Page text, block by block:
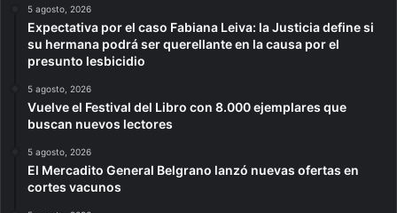
5 agosto, 2026
Expectativa por el caso Fabiana Leiva: la Justicia define si
su hermana podrá ser querellante en la causa por el
presunto lesbicidio
5 agosto, 2026
Vuelve el Festival del Libro con 8.000 ejemplares que
buscan nuevos lectores
5 agosto, 2026
El Mercadito General Belgrano lanzó nuevas ofertas en
cortes vacunos